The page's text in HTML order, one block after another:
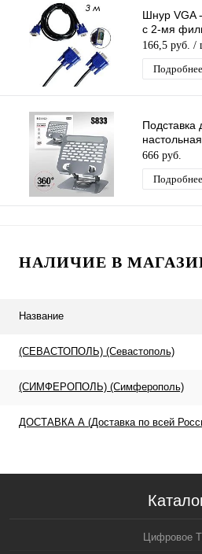
Шнур VGA
с 2-мя
166,5 руб. /
Подробнее
Подставка
666 руб.
Подробнее
НАЛИЧИЕ В
Название
(СЕВАСТОПОЛЬ) (Севастополь)
(СИМФЕРОПОЛЬ) (Симферополь)
ДОСТАВКА А (Доставка по всей
Цифровое